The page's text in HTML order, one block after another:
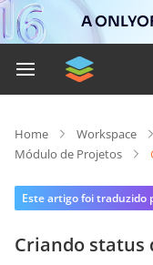
A
Home Workspace
Módulo de Projetos
Este artigo foi traduzido
Criando status